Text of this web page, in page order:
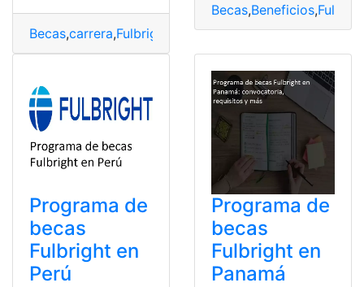
Becas,carrera,Fulbright programa,Requisitos
Becas,Beneficios,
Programa de
becas
Fulbright en
Perú
Programa de
becas
Fulbright en
Panamá